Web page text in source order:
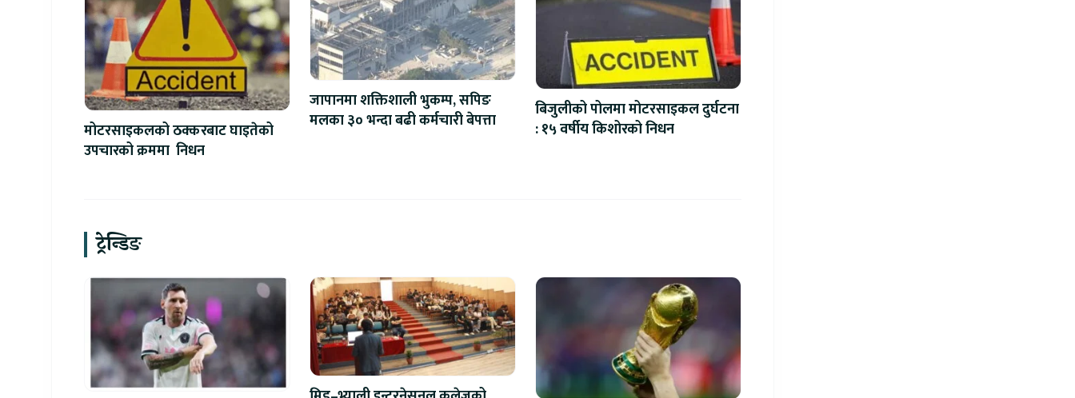
मोटरसाइकलको ठक्करबाट घाइतेको
उपचारको क्रममा निधन
जापानमा शक्तिशाली भुकम्प, सपिङ
मलका ३० भन्दा बढी कर्मचारी बेपत्ता
बिजुलीको पोलमा मोटरसाइकल दुर्घटना
: १५ वर्षीय किशोरको निधन
ट्रेन्डिङ